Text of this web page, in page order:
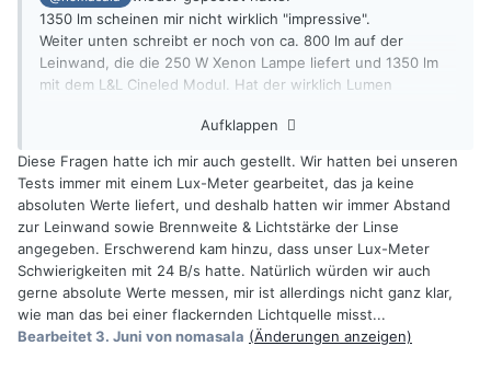
1350 lm scheinen mir nicht wirklich "impressive".
Weiter unten schreibt er noch von ca. 800 lm auf der
Leinwand, die die 250 W Xenon Lampe liefert und 1350 lm
mit dem L&L Cineled Modul. Hat der wirklich Lumen
liefern einen Lampenlichtstrom von 12500 lm.
noch auf das zweite Kapitel warten.
Aufklappen
Diese Fragen hatte ich mir auch gestellt. Wir hatten bei unseren
Tests immer mit einem Lux-Meter gearbeitet, das ja keine
absoluten Werte liefert, und deshalb hatten wir immer Abstand
zur Leinwand sowie Brennweite & Lichtstärke der Linse
angegeben. Erschwerend kam hinzu, dass unser Lux-Meter
Schwierigkeiten mit 24 B/s hatte. Natürlich würden wir auch
gerne absolute Werte messen, mir ist allerdings nicht ganz klar,
wie man das bei einer flackernden Lichtquelle misst...
Bearbeitet3. Juni von nomasala (Änderungen anzeigen)